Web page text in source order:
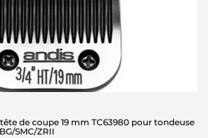
de coupe 19 mm TC63980 pour tondeuse
SMC/ZRII